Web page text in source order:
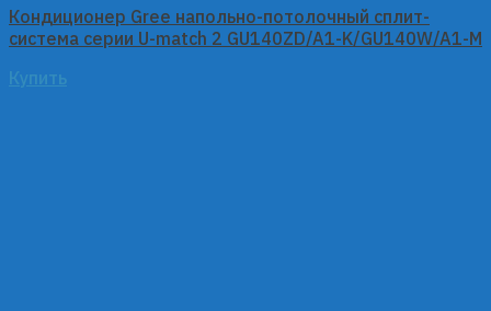
Кондиционер Gree напольно-потолочный сплит-
система серии U-match 2 GU140ZD/A1-K/GU140W/A1-M
Купить